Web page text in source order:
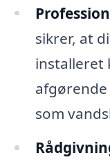
sikrer, at
installeret
som